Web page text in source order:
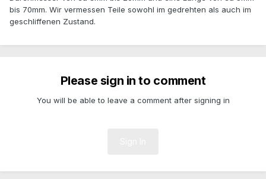
bis 70mm. Wir vermessen Teile sowohl im gedrehten als auch im
geschliffenen Zustand.
Please sign in to comment
You will be able to leave a comment after signing in